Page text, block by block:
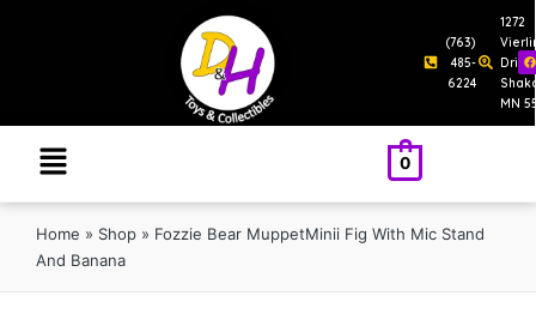
(763)
485-
6224
1272
Drive
MN
0
Home » Shop » Fozzie Bear MuppetMinii Fig With Mic Stand
And Banana